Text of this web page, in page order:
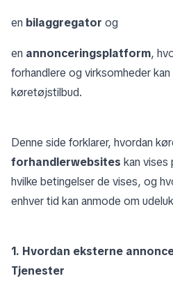
en bilaggregator og
en annonceringsplatform,
forhandlere og virksomheder
køretøjstilbud.
Denne side forklarer, hvordan
forhandlerwebsites kan vises
hvilke betingelser de vises, og
enhver tid kan anmode om
1. Hvordan eksterne
Tjenester